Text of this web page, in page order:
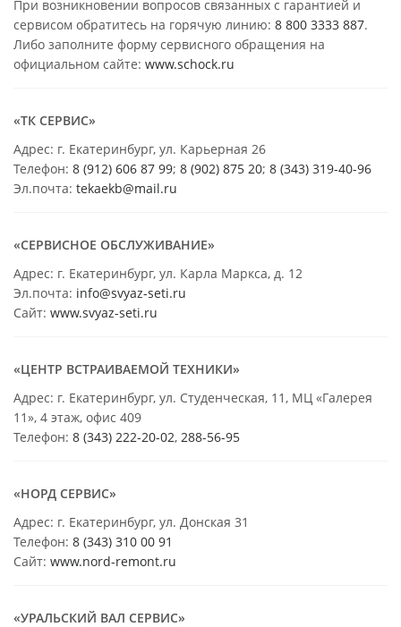
При возникновении вопросов связанных с гарантией и
сервисом обратитесь на горячую линию: 8 800 3333 887.
Либо заполните форму сервисного обращения на
официальном сайте: www.schock.ru
«ТК СЕРВИС»
Адрес: г. Екатеринбург, ул. Карьерная 26
Телефон: 8 (912) 606 87 99; 8 (902) 875 20; 8 (343) 319-40-96
Эл.почта: tekaekb@mail.ru
«СЕРВИСНОЕ ОБСЛУЖИВАНИЕ»
Адрес: г. Екатеринбург, ул. Карла Маркса, д. 12
Эл.почта: info@svyaz-seti.ru
Сайт: www.svyaz-seti.ru
«ЦЕНТР ВСТРАИВАЕМОЙ ТЕХНИКИ»
Адрес: г. Екатеринбург, ул. Студенческая, 11, МЦ «Галерея
11», 4 этаж, офис 409
Телефон: 8 (343) 222-20-02, 288-56-95
«НОРД СЕРВИС»
Адрес: г. Екатеринбург, ул. Донская 31
Телефон: 8 (343) 310 00 91
Сайт: www.nord-remont.ru
«УРАЛЬСКИЙ ВАЛ СЕРВИС»